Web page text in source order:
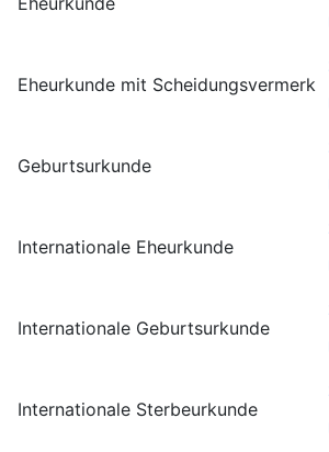
Eheurkunde mit Scheidungsvermerk
Geburtsurkunde
Internationale Eheurkunde
Internationale Geburtsurkunde
Internationale Sterbeurkunde